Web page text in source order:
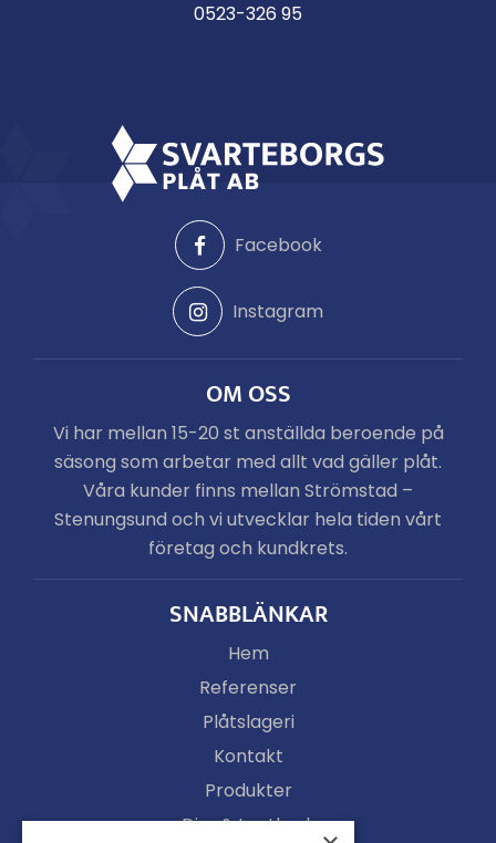
0523-326 95
Facebook
Instagram
OM OSS
Vi har mellan 15-20 st anställda beroende på
säsong som arbetar med allt vad gäller plåt.
Våra kunder finns mellan Strömstad –
Stenungsund och vi utvecklar hela tiden vårt
företag och kundkrets.
SNABBLÄNKAR
Hem
Referenser
Plåtslageri
Kontakt
Produkter
Djur & Lantbruk